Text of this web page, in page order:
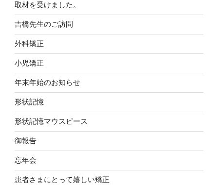
取材を受けました。
吉橋先生のご訪問
外科矯正
小児矯正
年末年始のお知らせ
形状記憶
形状記憶マウスピース
御報告
忘年会
患者さまにとって嬉しい矯正